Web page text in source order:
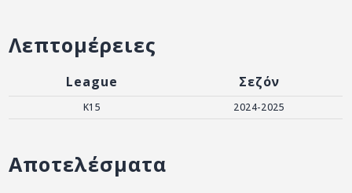
Λεπτομέρειες
League Σεζόν
K15 2024-2025
Αποτελέσματα